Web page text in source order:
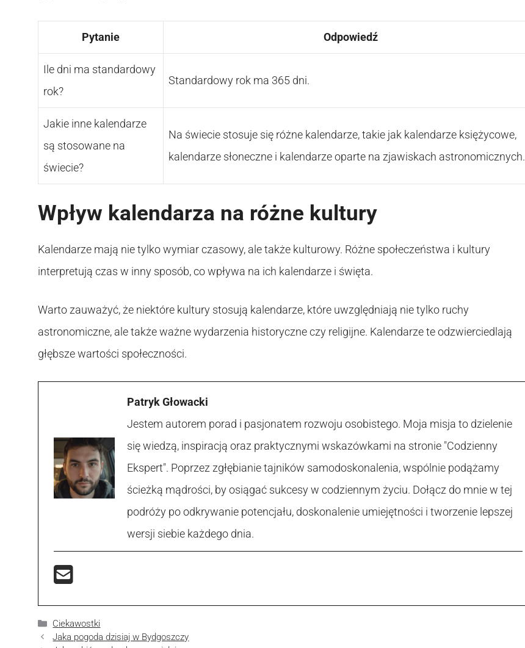
Pytanie Odpowiedź
Ile dni ma standardowy
rok?
Standardowy rok ma 365 dni.
Jakie inne kalendarze
są stosowane na
świecie?
Na świecie stosuje się różne kalendarze, takie jak kalendarze księżycowe,
kalendarze słoneczne i kalendarze oparte na zjawiskach astronomicznych.
Wpływ kalendarza na różne kultury
Kalendarze mają nie tylko wymiar czasowy, ale także kulturowy. Różne społeczeństwa i kultury
interpretują czas w inny sposób, co wpływa na ich kalendarze i święta.
Warto zauważyć, że niektóre kultury stosują kalendarze, które uwzględniają nie tylko ruchy
astronomiczne, ale także ważne wydarzenia historyczne czy religijne. Kalendarze te odzwierciedlają
głębsze wartości społeczności.
Patryk Głowacki
Jestem autorem porad i pasjonatem rozwoju osobistego. Moja misja to dzielenie
się wiedzą, inspiracją oraz praktycznymi wskazówkami na stronie "Codzienny
Ekspert". Poprzez zgłębianie tajników samodoskonalenia, wspólnie podążamy
ścieżką mądrości, by osiągać sukcesy w codziennym życiu. Dołącz do mnie w tej
podróży po odkrywanie potencjału, doskonalenie umiejętności i tworzenie lepszej
wersji siebie każdego dnia.
Kategorie
Ciekawostki
Jaka pogoda dzisiaj w Bydgoszczy